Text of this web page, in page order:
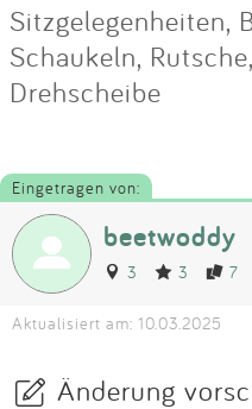
Sitzgelegenheiten,
Schaukeln,
Drehscheibe
Eingetragen von:
beetwoddy
3 3 7
Aktualisiert am: 10.03.2025
Änderung